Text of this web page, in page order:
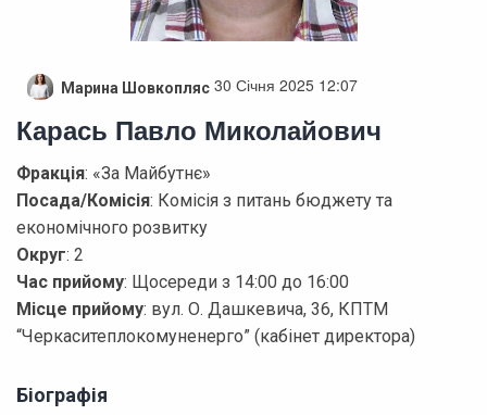
Марина Шовкопляс 30 Січня 2025 12:07
Карась Павло Миколайович
Фракція: «За Майбутнє»
Посада/Комісія: Комісія з питань бюджету та
економічного розвитку
Округ: 2
Час прийому: Щосереди з 14:00 до 16:00
Місце прийому: вул. О. Дашкевича, 36, КПТМ
“Черкаситеплокомуненерго” (кабінет директора)
Біографія